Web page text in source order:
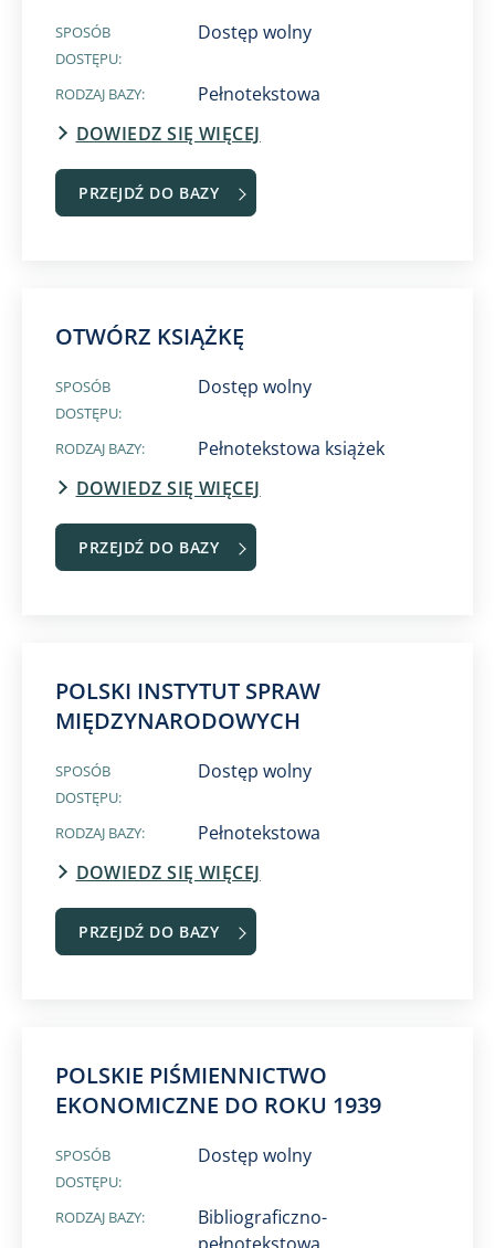
SPOSÓB
DOSTĘPU:
Dostęp wolny
RODZAJ BAZY:
Pełnotekstowa
DOWIEDZ SIĘ WIĘCEJ
PRZEJDŹ DO BAZY
OTWÓRZ KSIĄŻKĘ
SPOSÓB
DOSTĘPU:
Dostęp wolny
RODZAJ BAZY:
Pełnotekstowa książek
DOWIEDZ SIĘ WIĘCEJ
PRZEJDŹ DO BAZY
POLSKI INSTYTUT SPRAW
MIĘDZYNARODOWYCH
SPOSÓB
DOSTĘPU:
Dostęp wolny
RODZAJ BAZY:
Pełnotekstowa
DOWIEDZ SIĘ WIĘCEJ
PRZEJDŹ DO BAZY
POLSKIE PIŚMIENNICTWO
EKONOMICZNE DO ROKU 1939
SPOSÓB
DOSTĘPU:
Dostęp wolny
RODZAJ BAZY:
Bibliograficzno-